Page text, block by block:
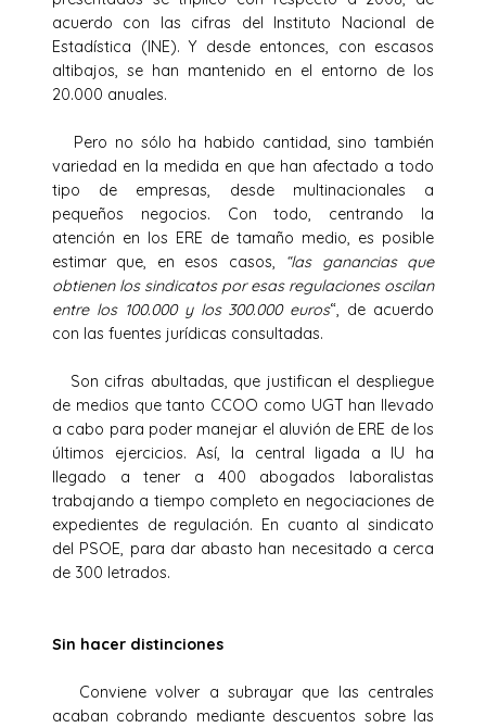
acuerdo con las cifras del Instituto Nacional de
Estadística (INE). Y desde entonces, con escasos
altibajos, se han mantenido en el entorno de los
20.000 anuales.
Pero no sólo ha habido cantidad, sino también
variedad en la medida en que han afectado a todo
tipo de empresas, desde multinacionales a
pequeños negocios. Con todo, centrando la
atención en los ERE de tamaño medio, es posible
estimar que, en esos casos,
“las ganancias que
obtienen los sindicatos por esas regulaciones oscilan
entre los 100.000 y los 300.000 euros“, de acuerdo
con las fuentes jurídicas consultadas.
Son cifras abultadas, que justifican el despliegue
de medios que tanto CCOO como UGT han llevado
a cabo para poder manejar el aluvión de ERE de los
últimos ejercicios. Así, la central ligada a IU ha
llegado a tener a 400 abogados laboralistas
trabajando a tiempo completo en negociaciones de
expedientes de regulación. En cuanto al sindicato
del PSOE, para dar abasto han necesitado a cerca
de 300 letrados.
Sin hacer distinciones
Conviene volver a subrayar que las centrales
acaban cobrando mediante descuentos sobre las